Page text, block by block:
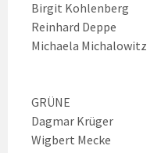
Birgit Kohlenberg
Reinhard Deppe
Michaela Michalowitz
GRÜNE
Dagmar Krüger
Wigbert Mecke